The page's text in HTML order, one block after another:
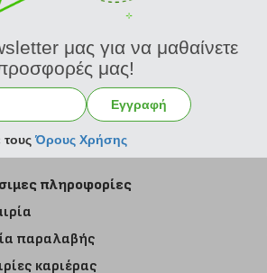
Εγγραφή στο newsletter
πληροφορίες
παραλαβής
καριέρας
μας για να μαθαίνετε
μας!
Εγγραφή
τουςΌρους Χρήσης